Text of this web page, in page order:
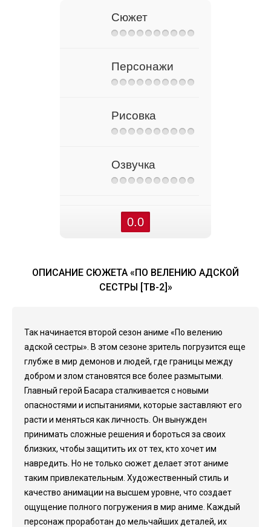
Сюжет
Персонажи
Рисовка
Озвучка
0.0
ОПИСАНИЕ СЮЖЕТА «ПО ВЕЛЕНИЮ АДСКОЙ
СЕСТРЫ [ТВ-2]»
Так начинается второй сезон аниме «По велению
адской сестры». В этом сезоне зритель погрузится еще
глубже в мир демонов и людей, где границы между
добром и злом становятся все более размытыми.
Главный герой Басара сталкивается с новыми
опасностями и испытаниями, которые заставляют его
расти и меняться как личность. Он вынужден
принимать сложные решения и бороться за своих
близких, чтобы защитить их от тех, кто хочет им
навредить. Но не только сюжет делает этот аниме
таким привлекательным. Художественный стиль и
качество анимации на высшем уровне, что создает
ощущение полного погружения в мир аниме. Каждый
персонаж проработан до мельчайших деталей, их